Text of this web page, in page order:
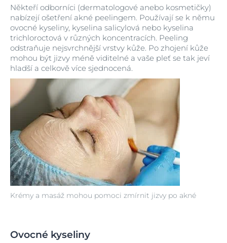
Krémy a masáž mohou pomoci zmírnit jizvy po akné
Někteří odborníci (dermatologové anebo kosmetičky)
nabízejí ošetření akné peelingem. Používají se k němu
ovocné kyseliny, kyselina salicylová nebo kyselina
trichloroctová v různých koncentracích. Peeling
odstraňuje nejsvrchnější vrstvy kůže. Po zhojení kůže
mohou být jizvy méně viditelné a vaše pleť se tak jeví
hladší a celkově více sjednocená.
Ovocné kyseliny